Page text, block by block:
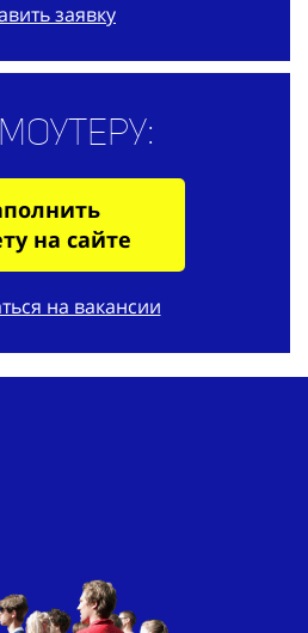
заявку
на сайте
на вакансии